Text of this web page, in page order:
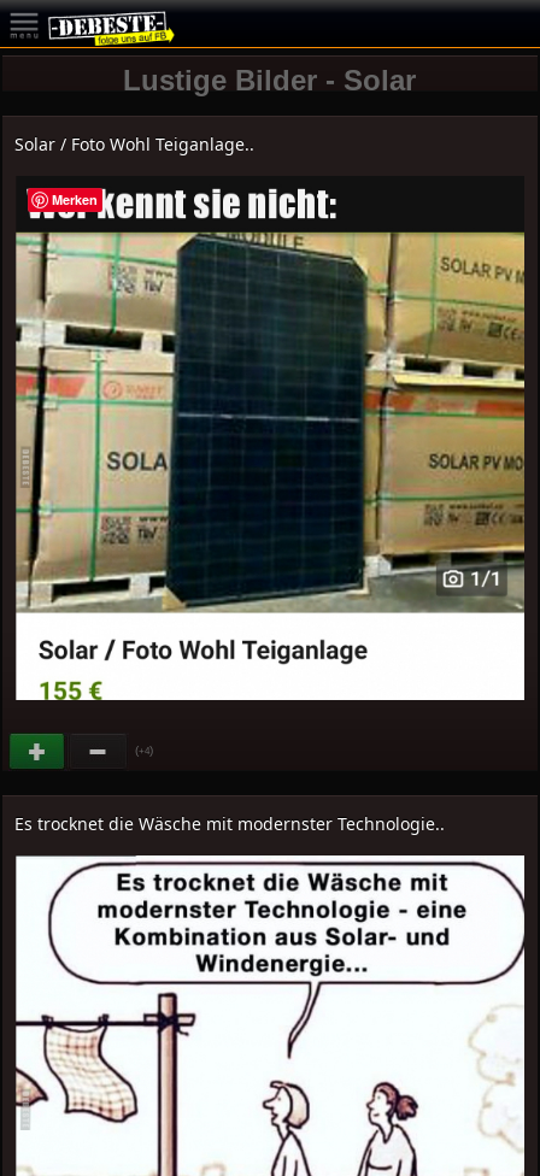
Lustige Bilder - Solar
Solar / Foto Wohl Teiganlage..
(+4)
Es trocknet die Wäsche mit modernster Technologie..
Merken